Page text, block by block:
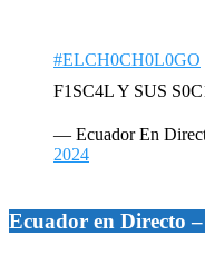
#ELCH0CH0L0GO
F1SC4L Y SUS
— Ecuador En
2024
Ecuador en Directo